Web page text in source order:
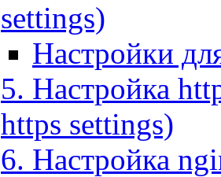
settings)
Настройки
5. Настройка
https settings)
6. Настройка